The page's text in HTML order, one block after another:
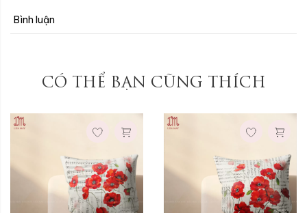
Bình luận
CÓ THỂ BẠN CŨNG THÍCH
Có kèm ruột
Có kèm ruột
Ruột gối: